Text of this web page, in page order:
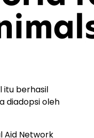
itu berhasil
diadopsi oleh
Aid Network